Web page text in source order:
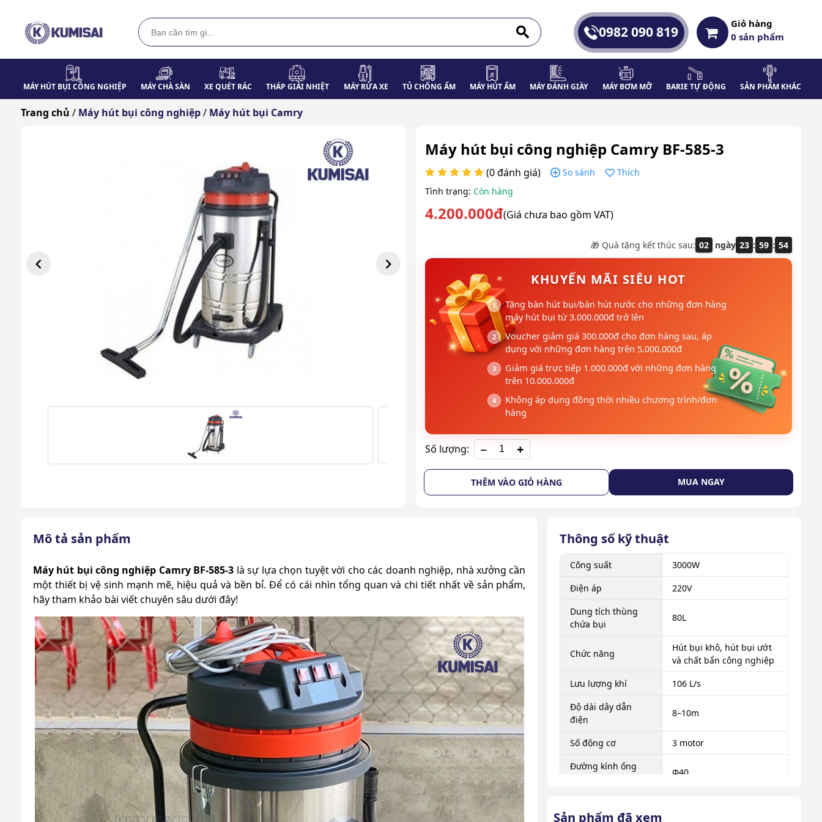
0982 090 819
Giỏ hàng
0sản phẩm
MÁY HÚT BỤI CÔNG NGHIỆP MÁY CHÀ SÀN XE QUÉT RÁC THÁP GIẢI NHIỆT MÁY RỬA XE TỦ CHỐNG ẨM MÁY HÚT ẨM MÁY ĐÁNH GIÀY MÁY BƠM MỠ BARIE TỰ ĐỘNG SẢN PHẨM KHÁC
Trang chủ / Máy hút bụi công nghiệp / Máy hút bụi Camry
Máy hút bụi công nghiệp Camry BF-585-3
(0 đánh giá) So sánh
Thích
Tình trạng: Còn hàng
4.200.000đ(Giá chưa bao gồm VAT)
🎁 Quà tặng kết thúc sau: 02 ngày 23 : 59 : 53
KHUYẾN MÃI SIÊU HOT
Tặng bàn hút bụi/bàn hút nước cho những đơn hàng
máy hút bụi từ 3.000.000đ trở lên
Voucher giảm giá 300.000đ cho đơn hàng sau, áp
dụng với những đơn hàng trên 5.000.000đ
Giảm giá trực tiếp 1.000.000đ với những đơn hàng
trên 10.000.000đ
Không áp dụng đồng thời nhiều chương trình/đơn
hàng
Số lượng: +
THÊM VÀO GIỎ HÀNG MUA NGAY
Mô tả sản phẩm
Máy hút bụi công nghiệp Camry BF-585-3 là sự lựa chọn tuyệt vời cho các doanh nghiệp, nhà xưởng cần
một thiết bị vệ sinh mạnh mẽ, hiệu quả và bền bỉ. Để có cái nhìn tổng quan và chi tiết nhất về sản phẩm,
hãy tham khảo bài viết chuyên sâu dưới đây!
Thông số kỹ thuật
Công suất
3000W
Điện áp
220V
Dung tích thùng
chứa bụi
80L
Chức năng
Hút bụi khô, hút bụi ướt
và chất bẩn công nghiệp
Lưu lượng khí
106 L/s
Độ dài dây dẫn
điện
8–10m
Số động cơ
3 motor
Đường kính ống
Φ40
chứa
Sản phẩm đã xem